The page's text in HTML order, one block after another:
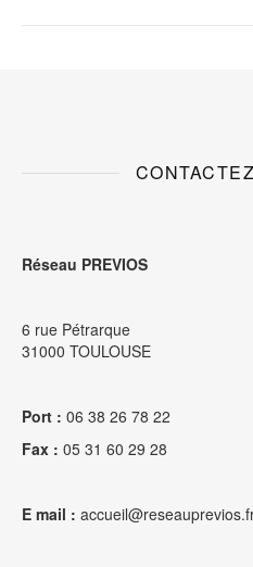
Réseau PREVIOS
6 rue Pétrarque
31000 TOULOUSE
Port : 06 38 26 78 22
Fax : 05 31 60 29 28
E mail :